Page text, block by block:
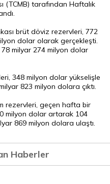
(TCMB) tarafından Haftalık
brüt döviz rezervleri, 772
dolar olarak gerçekleşti.
milyar 274 milyon dolar
348 milyon dolar yükselişle
823 milyon dolara çıktı.
rezervleri, geçen hafta bir
milyon dolar artarak 104
869 milyon dolara ulaştı.
Haberler